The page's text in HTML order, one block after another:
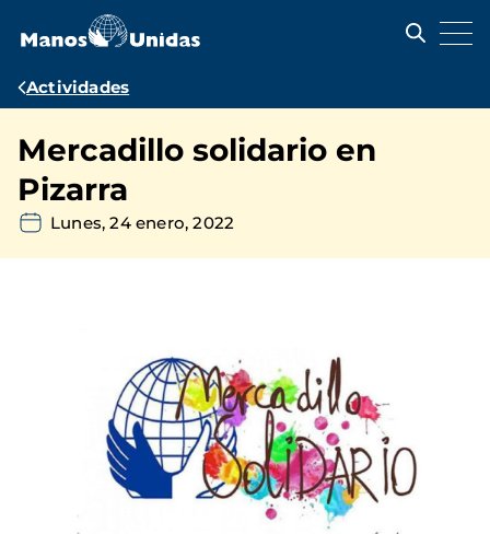
contenido
Ruta
navegación
Actividades
Mercadillo solidario en
Pizarra
Lunes, 24 enero, 2022